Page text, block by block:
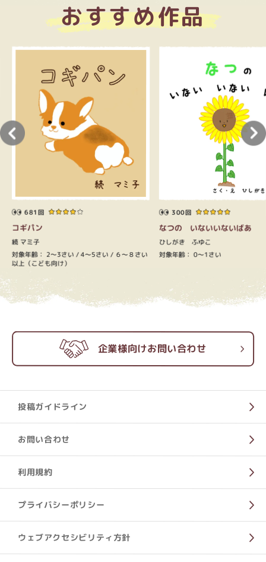
おすすめ作品
681回
コギパン
続 マミ子
対象年齢： 2～3さい 4～5さい ６～８さい
以上（こども向け）
300回
なつの いないいないばあ
ひしがき ふゆこ
対象年齢： 0～1さい
企業様向けお問い合わせ
投稿ガイドライン
お問い合わせ
利用規約
プライバシーポリシー
ウェブアクセシビリティ方針